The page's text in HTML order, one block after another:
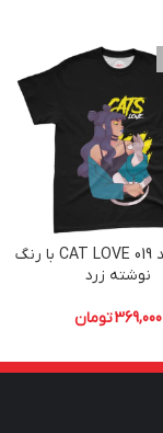
تیشرت کد 019 CAT LOVE با رنگ
نوشته زرد
369,000تومان